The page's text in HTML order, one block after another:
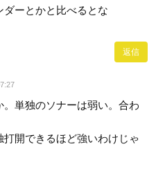
ーとかと比べるとな
返信
単独のソナーは弱い。合わ
開できるほど強いわけじゃ